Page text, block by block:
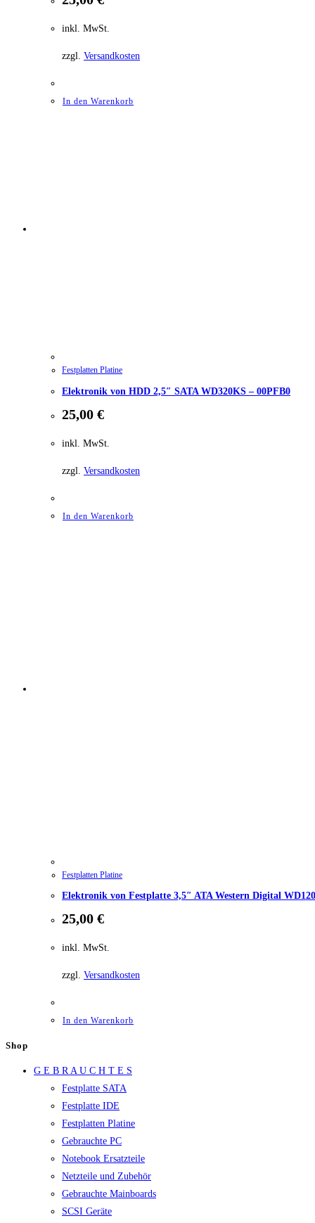
inkl. MwSt.
zzgl. Versandkosten
In den Warenkorb
Festplatten Platine
Elektronik von HDD 2,5″ SATA WD320KS – 00PFB0
25,00 €
inkl. MwSt.
zzgl. Versandkosten
In den Warenkorb
Festplatten Platine
Elektronik von Festplatte 3,5″ ATA Western Digital
25,00 €
inkl. MwSt.
zzgl. Versandkosten
In den Warenkorb
Shop
G E B R A U C H T E S
Festplatte SATA
Festplatte IDE
Festplatten Platine
Gebrauchte PC
Notebook Ersatzteile
Netzteile und Zubehör
Gebrauchte Mainboards
SCSI Geräte